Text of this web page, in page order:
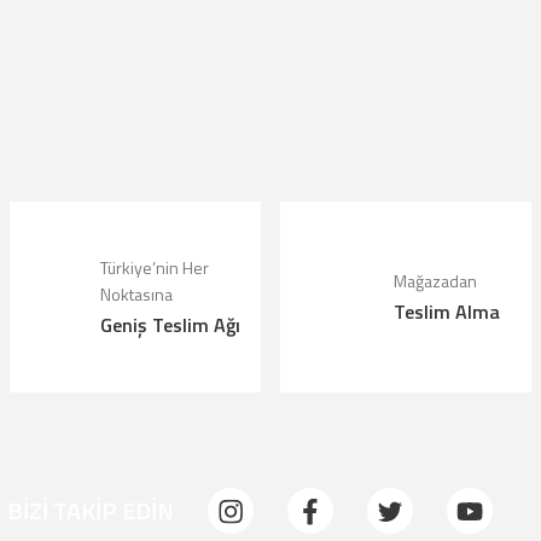
Türkiye’nin Her
Noktasına
Geniş Teslim Ağı
Mağazadan
Teslim Alma